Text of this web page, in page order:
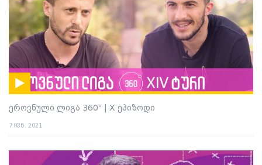
ეროვნული ლიგა 360° | X ეპიზოდი
7 ივნ. 2021